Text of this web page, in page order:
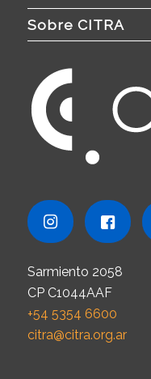
Sobre CITRA
Sarmiento 2058
CP C1044AAF
+54 5354 6600
citra@citra.org.ar